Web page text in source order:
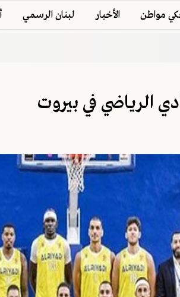
مواطن الأخبار لبنان الرسمي
الرياضي في بيروت